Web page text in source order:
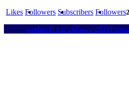
Likes Followers Subscribers Followers